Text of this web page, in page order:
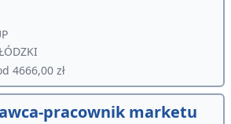
4666,00 zł
pracownik marketu